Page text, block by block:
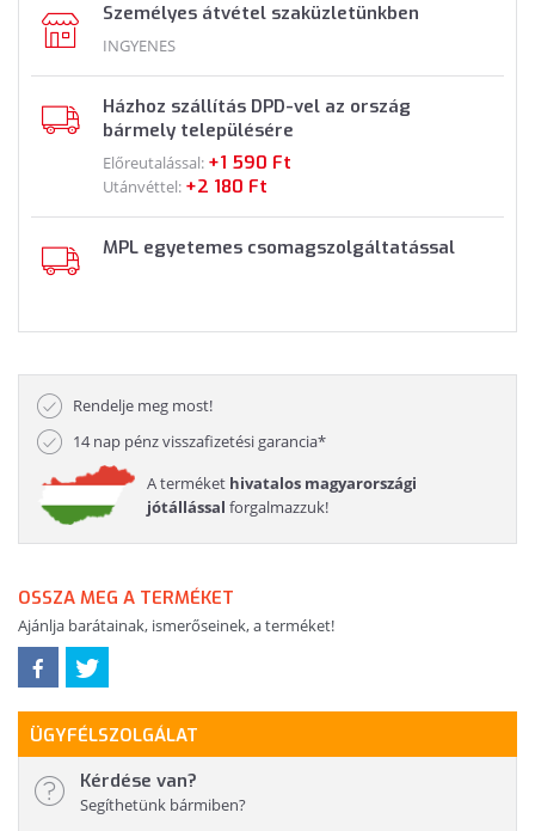
Személyes átvétel szaküzletünkben
INGYENES
Házhoz szállítás DPD-vel az ország
bármely településére
Előreutalással: +1 590 Ft
Utánvéttel: +2 180 Ft
MPL egyetemes csomagszolgáltatással
Rendelje meg most!
14 nap pénz visszafizetési garancia*
A terméket hivatalos magyarországi
jótállással forgalmazzuk!
OSSZA MEG A TERMÉKET
Ajánlja barátainak, ismerőseinek, a terméket!
ÜGYFÉLSZOLGÁLAT
Kérdése van?
Segíthetünk bármiben?